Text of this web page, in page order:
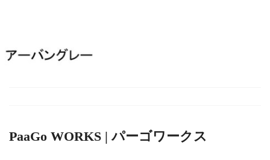
PaaGo WORKS | パーゴワークス